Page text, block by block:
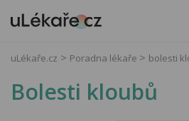
uLékaře.cz Poradna lékaře bolesti
Bolesti kloubů